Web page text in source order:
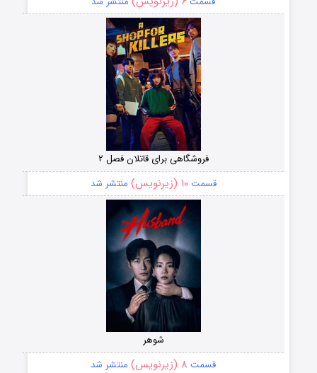
فروشگاهی برای قاتلان فصل ۲
قسمت۱۰ (زیرنویس) منتشر شد
شوهر
قسمت ۸ (زیرنویس) منتشر شد